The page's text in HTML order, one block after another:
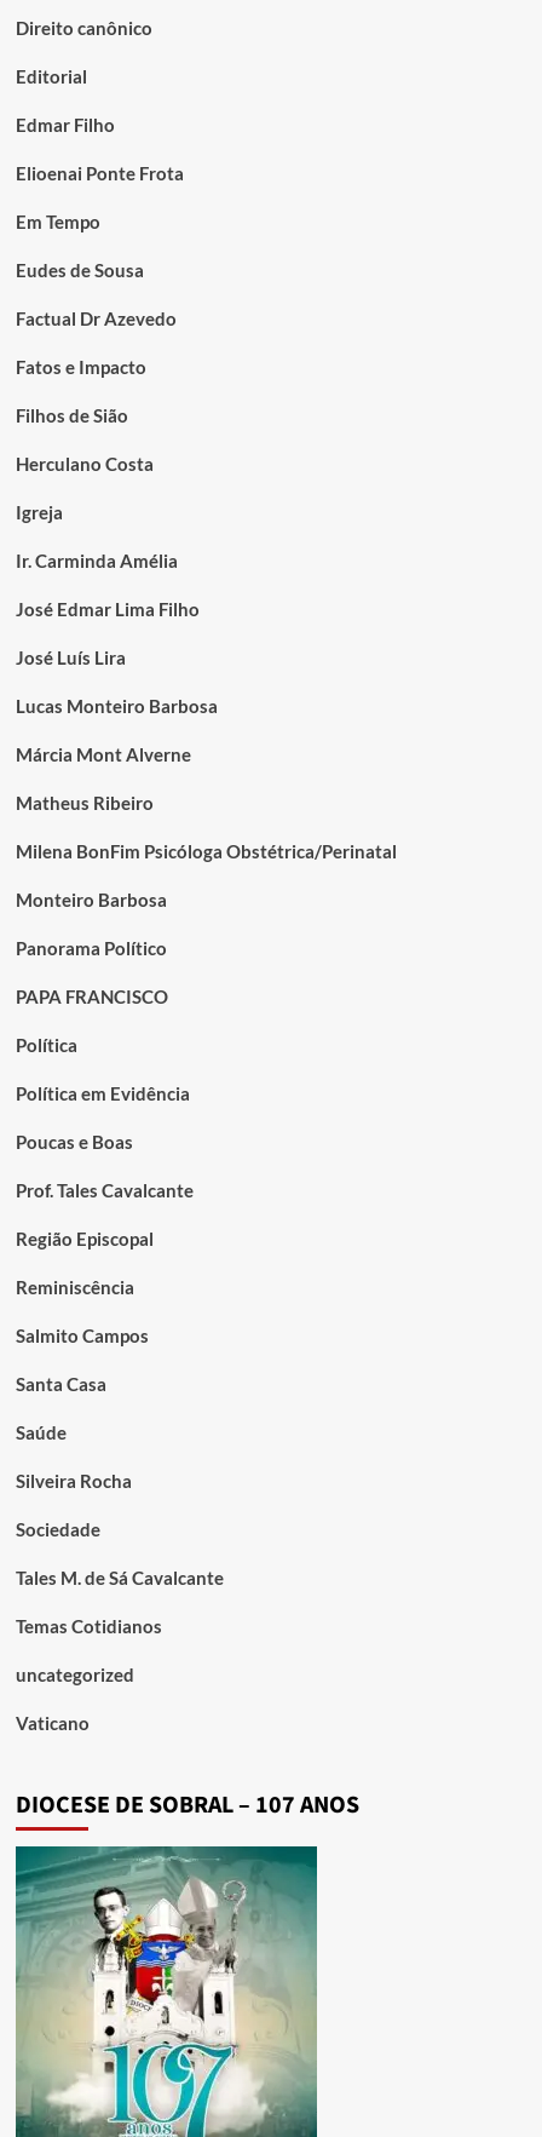
Direito canônico
Editorial
Edmar Filho
Elioenai Ponte Frota
Em Tempo
Eudes de Sousa
Factual Dr Azevedo
Fatos e Impacto
Filhos de Sião
Herculano Costa
Igreja
Ir. Carminda Amélia
José Edmar Lima Filho
José Luís Lira
Lucas Monteiro Barbosa
Márcia Mont Alverne
Matheus Ribeiro
Milena BonFim Psicóloga Obstétrica/Perinatal
Monteiro Barbosa
Panorama Político
PAPA FRANCISCO
Política
Política em Evidência
Poucas e Boas
Prof. Tales Cavalcante
Região Episcopal
Reminiscência
Salmito Campos
Santa Casa
Saúde
Silveira Rocha
Sociedade
Tales M. de Sá Cavalcante
Temas Cotidianos
uncategorized
Vaticano
DIOCESE DE SOBRAL – 107 ANOS